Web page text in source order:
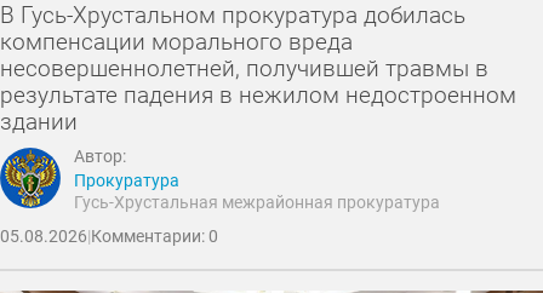
В Гусь-Хрустальном прокуратура добилась
компенсации морального вреда
несовершеннолетней, получившей травмы в
результате падения в нежилом недостроенном
здании
Автор:
Прокуратура
Гусь-Хрустальная межрайонная прокуратура
05.08.2026|Комментарии: 0